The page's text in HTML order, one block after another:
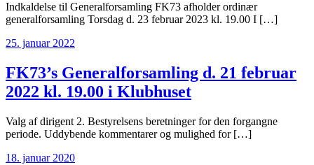
Indkaldelse til Generalforsamling FK73 afholder ordinær
generalforsamling Torsdag d. 23 februar 2023 kl. 19.00 I […]
25. januar 2022
FK73’s Generalforsamling d. 21 februar
2022 kl. 19.00 i Klubhuset
Valg af dirigent 2. Bestyrelsens beretninger for den forgangne
periode. Uddybende kommentarer og mulighed for […]
18. januar 2020